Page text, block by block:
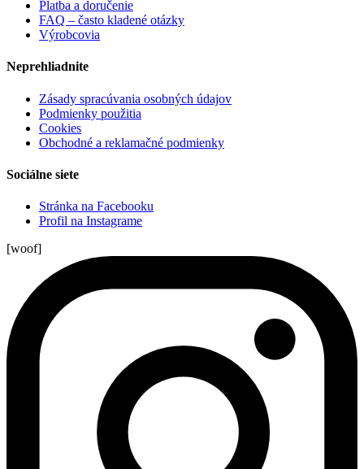
Platba a doručenie
FAQ – často kladené otázky
Výrobcovia
Neprehliadnite
Zásady spracúvania osobných údajov
Podmienky použitia
Cookies
Obchodné a reklamačné podmienky
Sociálne siete
Stránka na Facebooku
Profil na Instagrame
[woof]